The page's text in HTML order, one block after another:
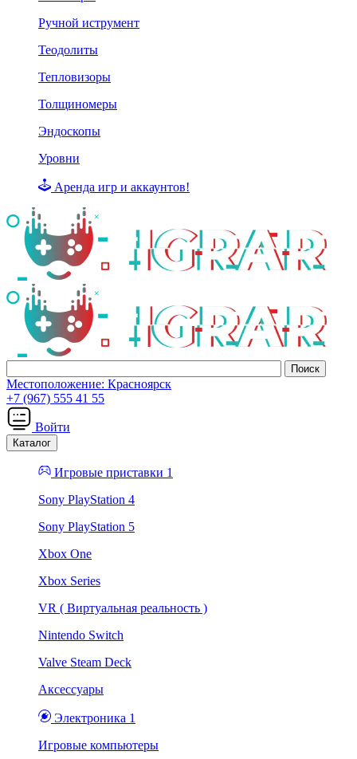
Ручной иструмент
Теодолиты
Тепловизоры
Толщиномеры
Эндоскопы
Уровни
Аренда игр и аккаунтов!
Местоположение: Красноярск
+7 (967) 555 41 55
Войти
Каталог
Игровые приставки 1
Sony PlayStation 4
Sony PlayStation 5
Xbox One
Xbox Series
VR ( Виртуальная реальность )
Nintendo Switch
Valve Steam Deck
Аксессуары
Электроника 1
Игровые компьютеры